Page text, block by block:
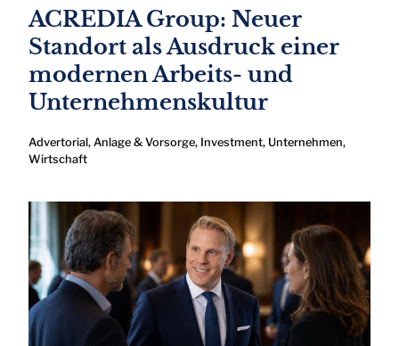
ACREDIA Group: Neuer
Standort als Ausdruck einer
modernen Arbeits- und
Unternehmenskultur
Advertorial, Anlage & Vorsorge, Investment, Unternehmen,
Wirtschaft